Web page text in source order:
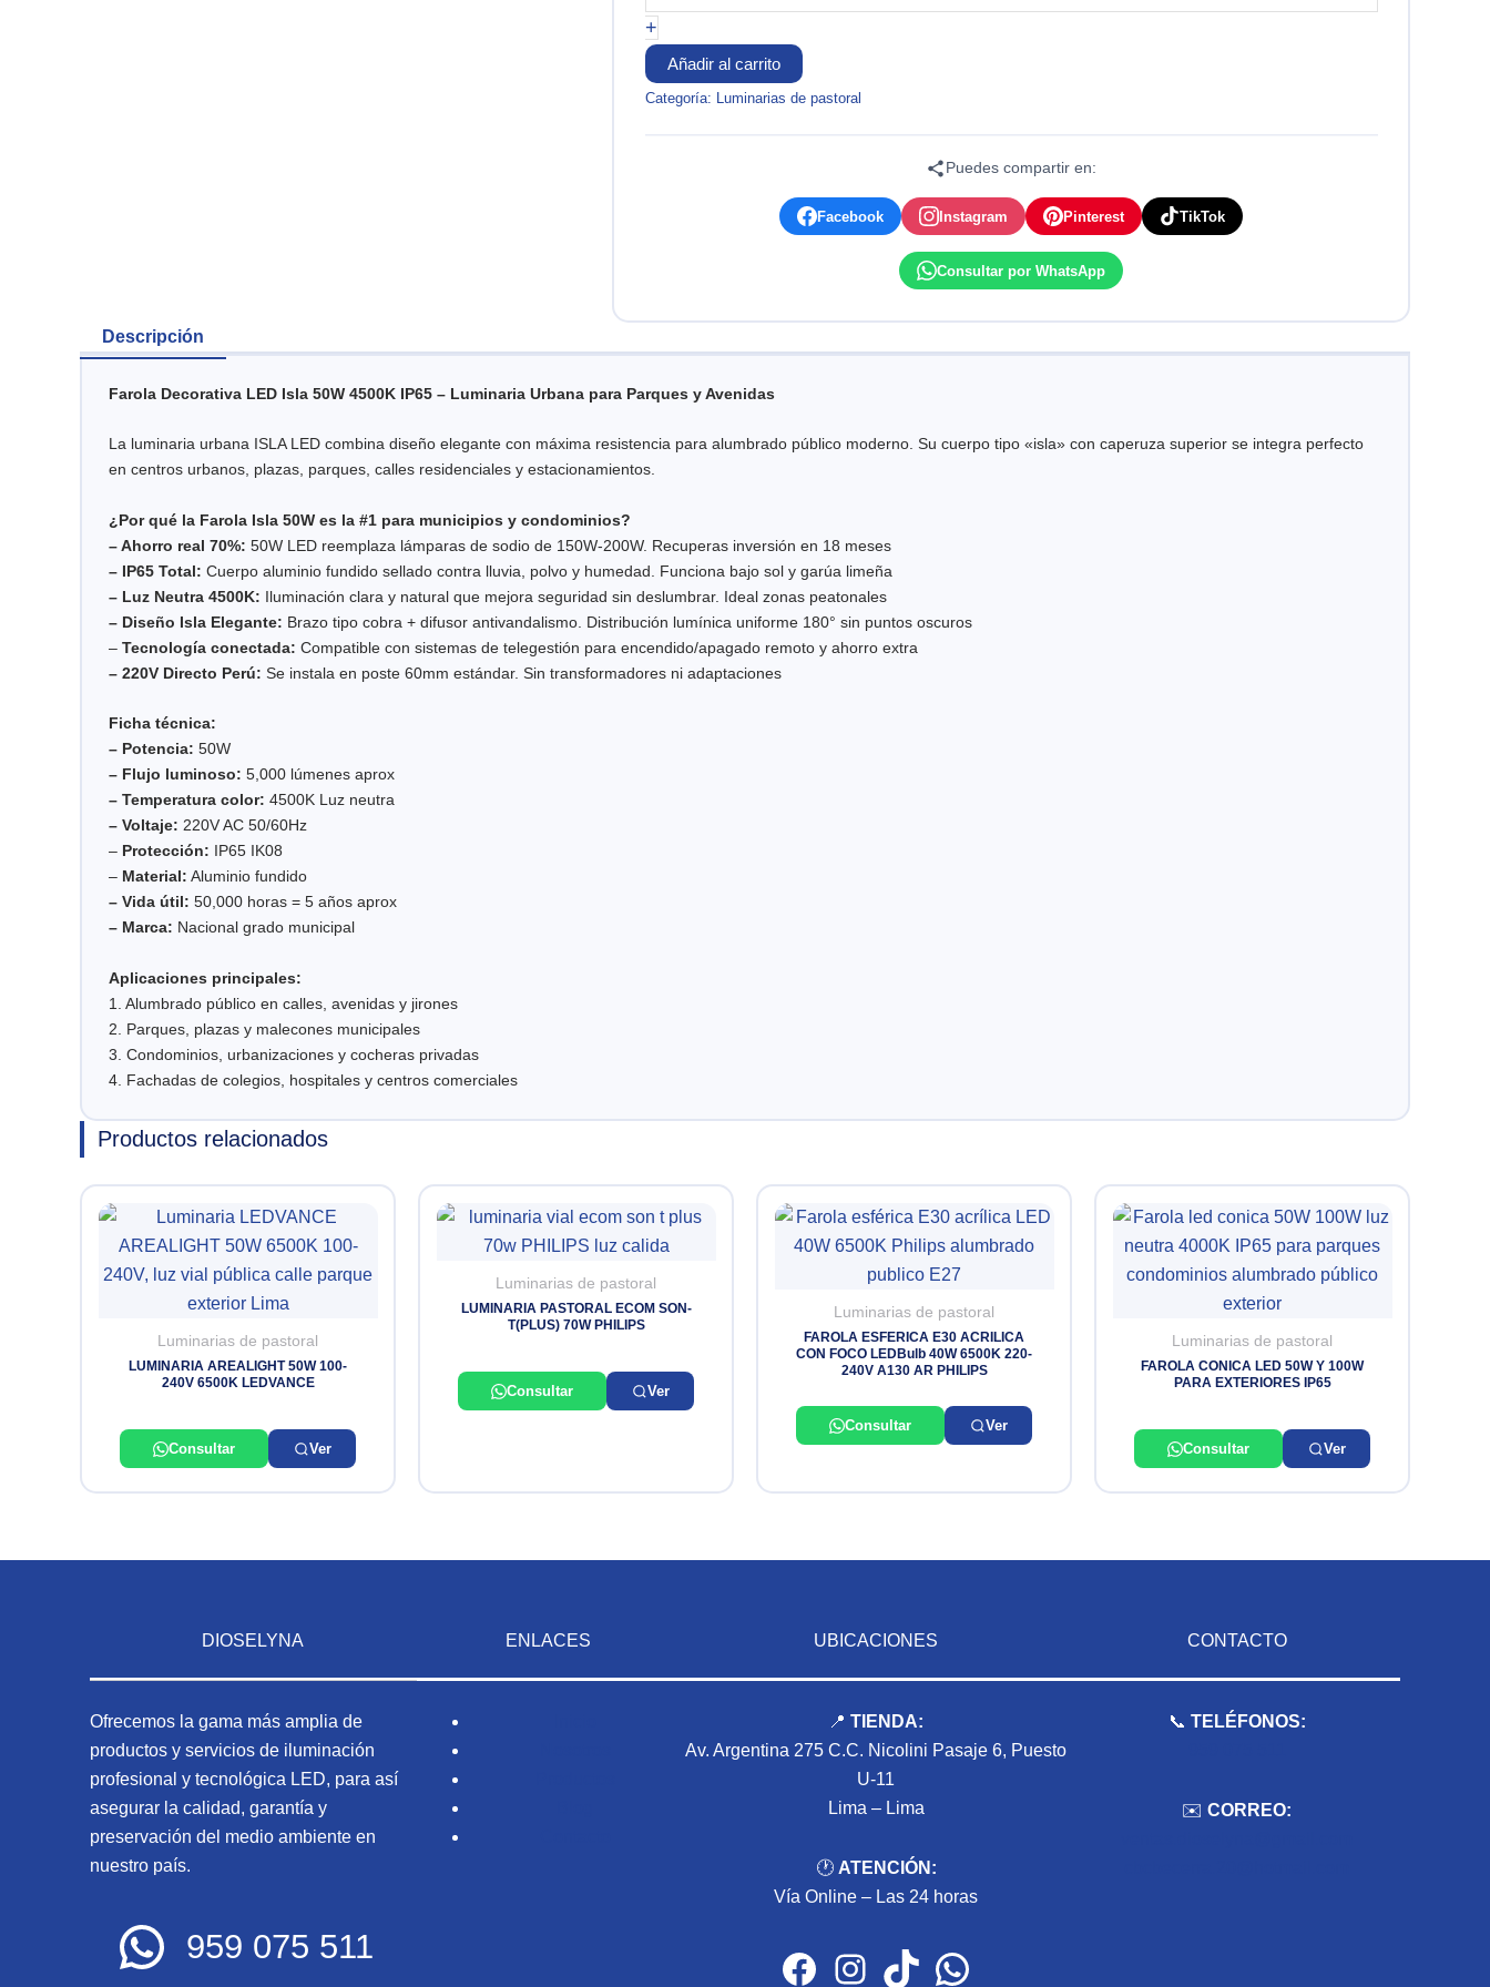
ISLA
50W
4500K
IP65
220V
+
Añadir al carrito
Categoría: Luminarias de pastoral
Puedes compartir en:
Facebook Instagram Pinterest TikTok
Consultar por WhatsApp
Descripción
Farola Decorativa LED Isla 50W 4500K IP65 – Luminaria Urbana para Parques y Avenidas
La luminaria urbana ISLA LED combina diseño elegante con máxima resistencia para alumbrado público moderno. Su cuerpo tipo «isla» con caperuza superior se integra perfecto
en centros urbanos, plazas, parques, calles residenciales y estacionamientos.
¿Por qué la Farola Isla 50W es la #1 para municipios y condominios?
– Ahorro real 70%: 50W LED reemplaza lámparas de sodio de 150W-200W. Recuperas inversión en 18 meses
– IP65 Total: Cuerpo aluminio fundido sellado contra lluvia, polvo y humedad. Funciona bajo sol y garúa limeña
– Luz Neutra 4500K: Iluminación clara y natural que mejora seguridad sin deslumbrar. Ideal zonas peatonales
– Diseño Isla Elegante: Brazo tipo cobra + difusor antivandalismo. Distribución lumínica uniforme 180° sin puntos oscuros
–Tecnología conectada: Compatible con sistemas de telegestión para encendido/apagado remoto y ahorro extra
– 220V Directo Perú: Se instala en poste 60mm estándar. Sin transformadores ni adaptaciones
Ficha técnica:
– Potencia: 50W
– Flujo luminoso: 5,000 lúmenes aprox
– Temperatura color: 4500K Luz neutra
– Voltaje: 220V AC 50/60Hz
–Protección: IP65 IK08
–Material: Aluminio fundido
– Vida útil: 50,000 horas = 5 años aprox
– Marca: Nacional grado municipal
Aplicaciones principales:
1. Alumbrado público en calles, avenidas y jirones
2. Parques, plazas y malecones municipales
3. Condominios, urbanizaciones y cocheras privadas
4. Fachadas de colegios, hospitales y centros comerciales
Productos relacionados
Luminarias de pastoral
LUMINARIA AREALIGHT 50W 100-
240V 6500K LEDVANCE
Consultar Ver
Luminarias de pastoral
LUMINARIA PASTORAL ECOM SON-
T(PLUS) 70W PHILIPS
Consultar Ver
Luminarias de pastoral
FAROLA ESFERICA E30 ACRILICA
CON FOCO LEDBulb 40W 6500K 220-
240V A130 AR PHILIPS
Consultar Ver
Luminarias de pastoral
FAROLA CONICA LED 50W Y 100W
PARA EXTERIORES IP65
Consultar Ver
DIOSELYNA
Ofrecemos la gama más amplia de
productos y servicios de iluminación
profesional y tecnológica LED, para así
asegurar la calidad, garantía y
preservación del medio ambiente en
nuestro país.
959 075 511
ENLACES UBICACIONES
📍TIENDA:
Av. Argentina 275 C.C. Nicolini Pasaje 6, Puesto
U-11
Lima – Lima
🕐 ATENCIÓN:
Vía Online – Las 24 horas
Facebook Instagram TikTok WhatsApp
CONTACTO
📞 TELÉFONOS:
✉️CORREO: